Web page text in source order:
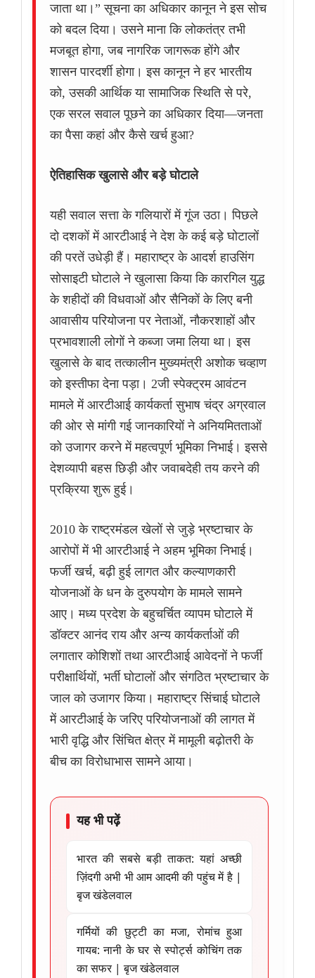
जाता था।” सूचना का अधिकार कानून ने इस सोच
को बदल दिया। उसने माना कि लोकतंत्र तभी
मजबूत होगा, जब नागरिक जागरूक होंगे और
शासन पारदर्शी होगा। इस कानून ने हर भारतीय
को, उसकी आर्थिक या सामाजिक स्थिति से परे,
एक सरल सवाल पूछने का अधिकार दिया—जनता
का पैसा कहां और कैसे खर्च हुआ?
ऐतिहासिक खुलासे और बड़े घोटाले
यही सवाल सत्ता के गलियारों में गूंज उठा। पिछले
दो दशकों में आरटीआई ने देश के कई बड़े घोटालों
की परतें उधेड़ी हैं। महाराष्ट्र के आदर्श हाउसिंग
सोसाइटी घोटाले ने खुलासा किया कि कारगिल युद्ध
के शहीदों की विधवाओं और सैनिकों के लिए बनी
आवासीय परियोजना पर नेताओं, नौकरशाहों और
प्रभावशाली लोगों ने कब्जा जमा लिया था। इस
खुलासे के बाद तत्कालीन मुख्यमंत्री अशोक चव्हाण
को इस्तीफा देना पड़ा। 2जी स्पेक्ट्रम आवंटन
मामले में आरटीआई कार्यकर्ता सुभाष चंद्र अग्रवाल
की ओर से मांगी गई जानकारियों ने अनियमितताओं
को उजागर करने में महत्वपूर्ण भूमिका निभाई। इससे
देशव्यापी बहस छिड़ी और जवाबदेही तय करने की
प्रक्रिया शुरू हुई।
2010 के राष्ट्रमंडल खेलों से जुड़े भ्रष्टाचार के
आरोपों में भी आरटीआई ने अहम भूमिका निभाई।
फर्जी खर्च, बढ़ी हुई लागत और कल्याणकारी
योजनाओं के धन के दुरुपयोग के मामले सामने
आए। मध्य प्रदेश के बहुचर्चित व्यापम घोटाले में
डॉक्टर आनंद राय और अन्य कार्यकर्ताओं की
लगातार कोशिशों तथा आरटीआई आवेदनों ने फर्जी
परीक्षार्थियों, भर्ती घोटालों और संगठित भ्रष्टाचार के
जाल को उजागर किया। महाराष्ट्र सिंचाई घोटाले
में आरटीआई के जरिए परियोजनाओं की लागत में
भारी वृद्धि और सिंचित क्षेत्र में मामूली बढ़ोतरी के
बीच का विरोधाभास सामने आया।
यह भी पढ़ें
भारत की सबसे बड़ी ताकत: यहां अच्छी
ज़िंदगी अभी भी आम आदमी की पहुंच में है |
बृज खंडेलवाल
गर्मियों की छुट्टी का मजा, रोमांच हुआ
गायब: नानी के घर से स्पोर्ट्स कोचिंग तक
का सफर | बृज खंडेलवाल